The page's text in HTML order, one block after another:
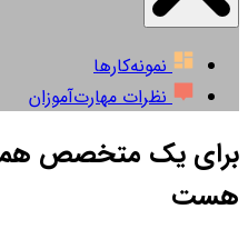
نمونه‌کارها
نظرات مهارت‌آموزان
برای یک متخصص
هست